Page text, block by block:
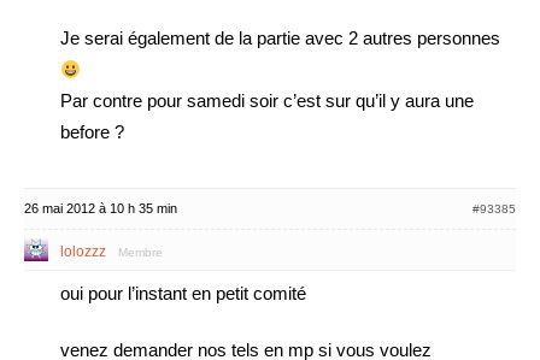
Je serai également de la partie avec 2 autres personnes
Par contre pour samedi soir c’est sur qu’il y aura une
before ?
26 mai 2012 à 10 h 35 min #93385
lolozzz Membre
oui pour l’instant en petit comité
venez demander nos tels en mp si vous voulez